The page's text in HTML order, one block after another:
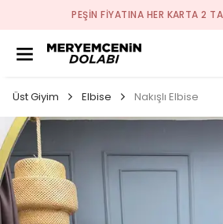
PEŞİN FİYATINA HER KARTA 2
Üst Giyim Elbise Nakışlı Elbise